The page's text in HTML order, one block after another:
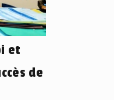
et
de